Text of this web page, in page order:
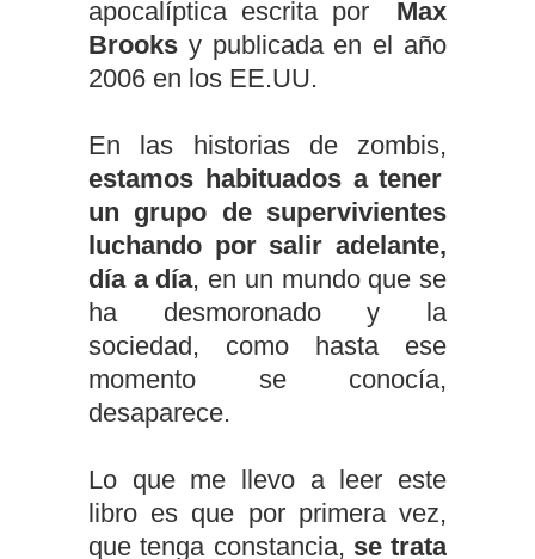
apocalíptica escrita por Max
Brooks y publicada en el año
2006 en los EE.UU.
En las historias de zombis,
estamos habituados a tener
un grupo de supervivientes
luchando por salir adelante,
día a día, en un mundo que se
ha desmoronado y la
sociedad, como hasta ese
momento se conocía,
desaparece.
Lo que me llevo a leer este
libro es que por primera vez,
que tenga constancia, se trata